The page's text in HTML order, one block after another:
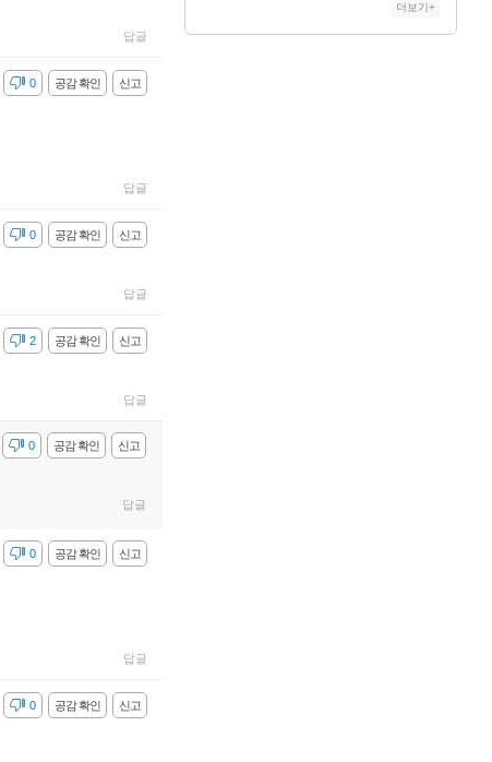
답글
신고
공감 확인
0
답글
신고
공감 확인
0
답글
신고
공감 확인
2
답글
신고
공감 확인
0
답글
신고
공감 확인
0
답글
신고
공감 확인
0
더보기+